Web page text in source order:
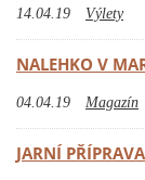
14.04.19 Výlety
NALEHKO V
04.04.19 Magazín
JARNÍ